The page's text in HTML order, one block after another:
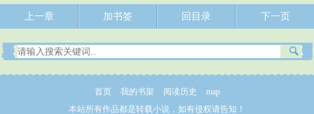
上一章 加书签 回目录 下一页
首页 我的书架 阅读历史
map
本站所有作品都是转载小说，如有侵权请告知！